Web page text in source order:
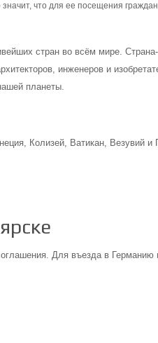
значит, что для ее посещения
стран во всём мире.
инженеров и
планеты.
Колизей, Ватикан, Везувий
Для въезда в